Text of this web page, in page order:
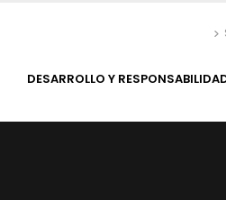
DESARROLLO Y